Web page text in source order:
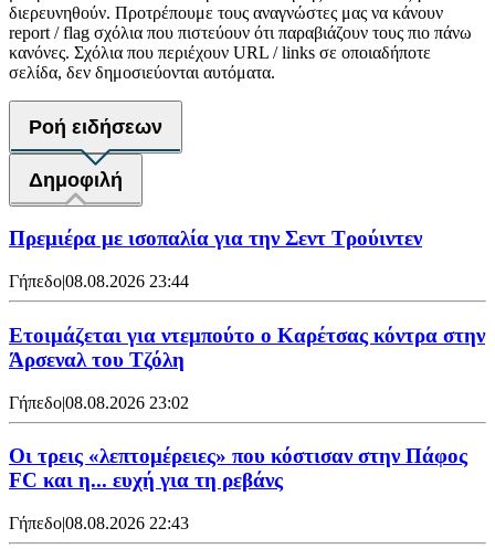
διερευνηθούν. Προτρέπουμε τους αναγνώστες μας να κάνουν
report / flag σχόλια που πιστεύουν ότι παραβιάζουν τους πιο πάνω
κανόνες. Σχόλια που περιέχουν URL / links σε οποιαδήποτε
σελίδα, δεν δημοσιεύονται αυτόματα.
Ροή ειδήσεων
Δημοφιλή
Πρεμιέρα με ισοπαλία για την Σεντ Τρούιντεν
Γήπεδο|08.08.2026 23:44
Ετοιμάζεται για ντεμπούτο ο Καρέτσας κόντρα στην
Άρσεναλ του Τζόλη
Γήπεδο|08.08.2026 23:02
Οι τρεις «λεπτομέρειες» που κόστισαν στην Πάφος
FC και η... ευχή για τη ρεβάνς
Γήπεδο|08.08.2026 22:43